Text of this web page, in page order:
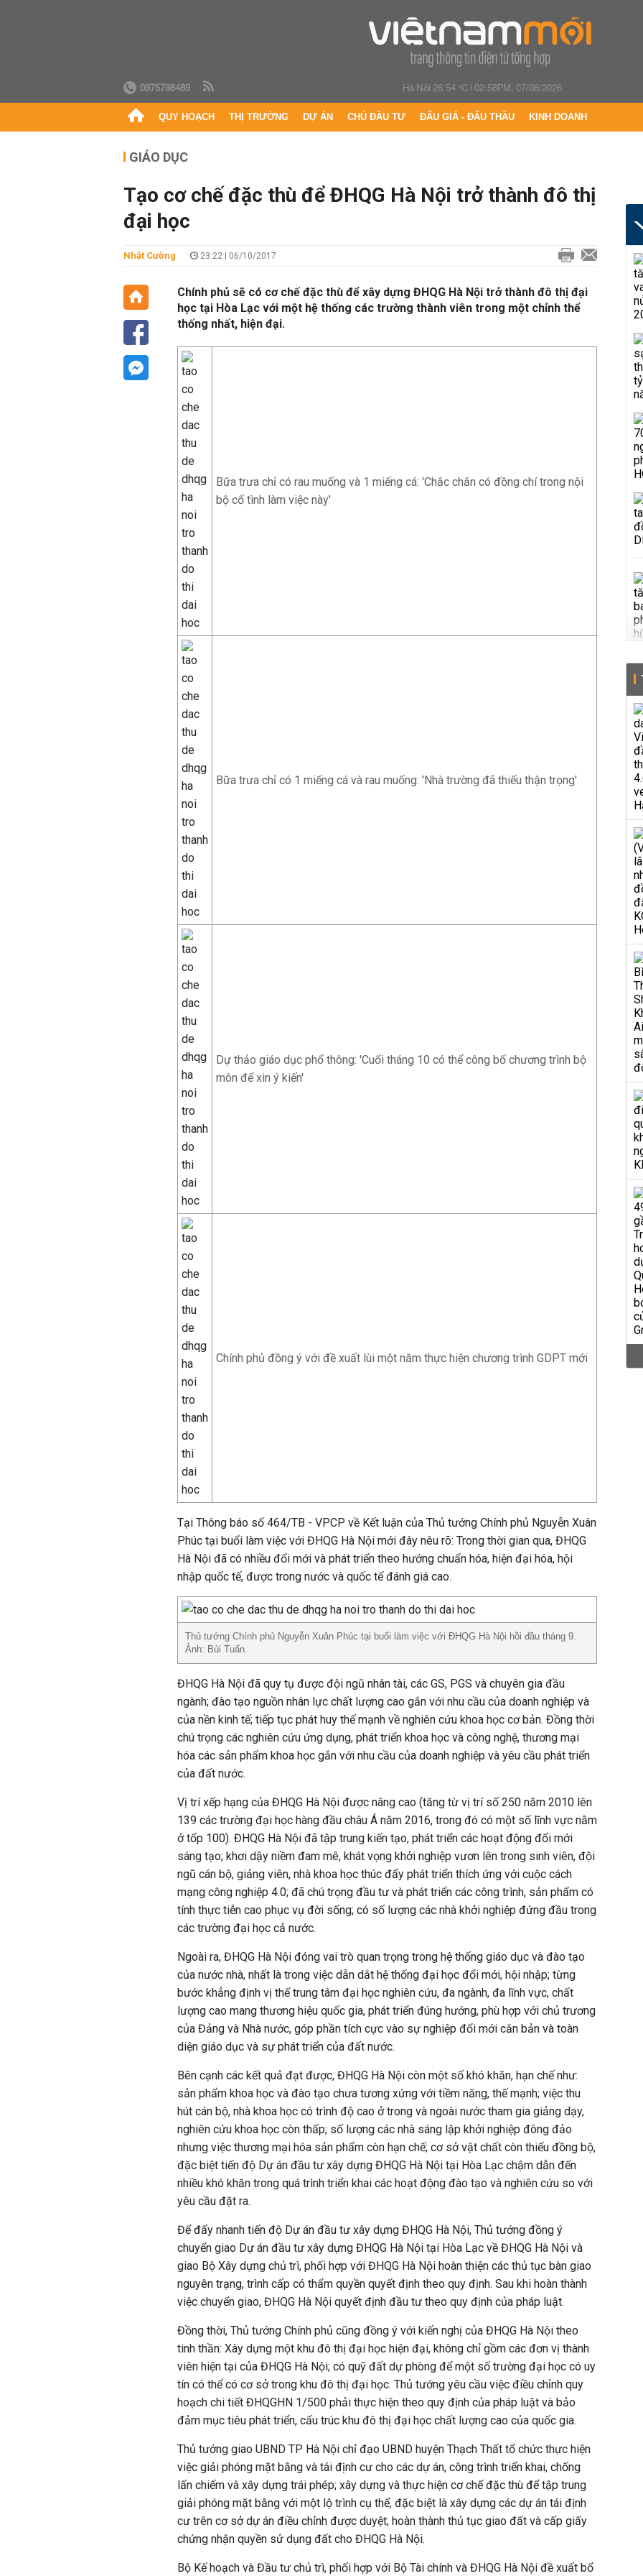
0975798489 Hà Nội 26.54 °C|02:58PM, 07/08/2026
QUY HOẠCH THỊ TRƯỜNG DỰ ÁN CHỦ ĐẦU TƯ ĐẤU GIÁ - ĐẤU THẦU KINH DOANH
GIÁO DỤC
Tạo cơ chế đặc thù để ĐHQG Hà Nội trở thành đô thị
đại học
Nhật Cường 23:22 | 06/10/2017
Chính phủ sẽ có cơ chế đặc thù để xây dựng ĐHQG Hà Nội trở thành đô thị đại
học tại Hòa Lạc với một hệ thống các trường thành viên trong một chỉnh thể
thống nhất, hiện đại.
Bữa trưa chỉ có rau muống và 1 miếng cá: 'Chắc chắn có đồng chí trong nội
bộ cố tình làm việc này'
Bữa trưa chỉ có 1 miếng cá và rau muống: 'Nhà trường đã thiếu thận trọng'
Dự thảo giáo dục phổ thông: 'Cuối tháng 10 có thể công bố chương trình bộ
môn để xin ý kiến'
Chính phủ đồng ý với đề xuất lùi một năm thực hiện chương trình GDPT mới
Tại Thông báo số 464/TB - VPCP về Kết luận của Thủ tướng Chính phủ Nguyễn Xuân
Phúc tại buổi làm việc với ĐHQG Hà Nội mới đây nêu rõ: Trong thời gian qua, ĐHQG
Hà Nội đã có nhiều đổi mới và phát triển theo hướng chuẩn hóa, hiện đại hóa, hội
nhập quốc tế, được trong nước và quốc tế đánh giá cao.
Thủ tướng Chính phủ Nguyễn Xuân Phúc tại buổi làm việc với ĐHQG Hà Nội hồi đầu tháng 9.
Ảnh: Bùi Tuấn.
ĐHQG Hà Nội đã quy tụ được đội ngũ nhân tài, các GS, PGS và chuyên gia đầu
ngành; đào tạo nguồn nhân lực chất lượng cao gắn với nhu cầu của doanh nghiệp và
của nền kinh tế; tiếp tục phát huy thế mạnh về nghiên cứu khoa học cơ bản. Đồng thời
chú trọng các nghiên cứu ứng dụng, phát triển khoa học và công nghệ, thương mại
hóa các sản phẩm khoa học gắn với nhu cầu của doanh nghiệp và yêu cầu phát triển
của đất nước.
Vị trí xếp hạng của ĐHQG Hà Nội được nâng cao (tăng từ vị trí số 250 năm 2010 lên
139 các trường đại học hàng đầu châu Á năm 2016, trong đó có một số lĩnh vực nằm
ở tốp 100). ĐHQG Hà Nội đã tập trung kiến tạo, phát triển các hoạt động đổi mới
sáng tạo; khơi dậy niềm đam mê, khát vọng khởi nghiệp vươn lên trong sinh viên, đội
ngũ cán bộ, giảng viên, nhà khoa học thúc đẩy phát triển thích ứng với cuộc cách
mạng công nghiệp 4.0; đã chú trọng đầu tư và phát triển các công trình, sản phẩm có
tính thực tiễn cao phục vụ đời sống; có số lượng các nhà khởi nghiệp đứng đầu trong
các trường đại học cả nước.
Ngoài ra, ĐHQG Hà Nội đóng vai trò quan trọng trong hệ thống giáo dục và đào tạo
của nước nhà, nhất là trong việc dẫn dắt hệ thống đại học đổi mới, hội nhập; từng
bước khẳng định vị thế trung tâm đại học nghiên cứu, đa ngành, đa lĩnh vực, chất
lượng cao mang thương hiệu quốc gia, phát triển đúng hướng, phù hợp với chủ trương
của Đảng và Nhà nước, góp phần tích cực vào sự nghiệp đổi mới căn bản và toàn
diện giáo dục và sự phát triển của đất nước.
Bên cạnh các kết quả đạt được, ĐHQG Hà Nội còn một số khó khăn, hạn chế như:
sản phẩm khoa học và đào tạo chưa tương xứng với tiềm năng, thế mạnh; việc thu
hút cán bộ, nhà khoa học có trình độ cao ở trong và ngoài nước tham gia giảng dạy,
nghiên cứu khoa học còn thấp; số lượng các nhà sáng lập khởi nghiệp đông đảo
nhưng việc thương mại hóa sản phẩm còn hạn chế; cơ sở vật chất còn thiếu đồng bộ,
đặc biệt tiến độ Dự án đầu tư xây dựng ĐHQG Hà Nội tại Hòa Lạc chậm dẫn đến
nhiều khó khăn trong quá trình triển khai các hoạt động đào tạo và nghiên cứu so với
yêu cầu đặt ra.
Để đẩy nhanh tiến độ Dự án đầu tư xây dựng ĐHQG Hà Nội, Thủ tướng đồng ý
chuyển giao Dự án đầu tư xây dựng ĐHQG Hà Nội tại Hòa Lạc về ĐHQG Hà Nội và
giao Bộ Xây dựng chủ trì, phối hợp với ĐHQG Hà Nội hoàn thiện các thủ tục bàn giao
nguyên trạng, trình cấp có thẩm quyền quyết định theo quy định. Sau khi hoàn thành
việc chuyển giao, ĐHQG Hà Nội quyết định đầu tư theo quy định của pháp luật.
Đồng thời, Thủ tướng Chính phủ cũng đồng ý với kiến nghị của ĐHQG Hà Nội theo
tinh thần: Xây dựng một khu đô thị đại học hiện đại, không chỉ gồm các đơn vị thành
viên hiện tại của ĐHQG Hà Nội; có quỹ đất dự phòng để một số trường đại học có uy
tín có thể có cơ sở trong khu đô thị đại học. Thủ tướng yêu cầu việc điều chỉnh quy
hoạch chi tiết ĐHQGHN 1/500 phải thực hiện theo quy định của pháp luật và bảo
đảm mục tiêu phát triển, cấu trúc khu đô thị đại học chất lượng cao của quốc gia.
Thủ tướng giao UBND TP Hà Nội chỉ đạo UBND huyện Thạch Thất tổ chức thực hiện
việc giải phóng mặt bằng và tái định cư cho các dự án, công trình triển khai, chống
lấn chiếm và xây dựng trái phép; xây dựng và thực hiện cơ chế đặc thù để tập trung
giải phóng mặt bằng với một lộ trình cụ thể, đặc biệt là xây dựng các dự án tái định
cư trên cơ sở dự án điều chỉnh được duyệt; hoàn thành thủ tục giao đất và cấp giấy
chứng nhận quyền sử dụng đất cho ĐHQG Hà Nội.
Bộ Kế hoạch và Đầu tư chủ trì, phối hợp với Bộ Tài chính và ĐHQG Hà Nội đề xuất bổ